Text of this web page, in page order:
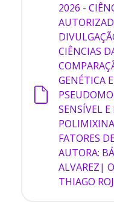
2026 -
CIÊNCIAS
GENÉTICA
SENSÍVEL
FATORES
AUTORA:
ALVAREZ|
THIAGO